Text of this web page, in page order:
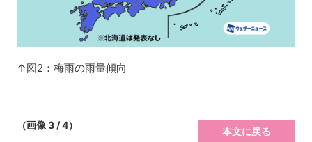
↑図2：梅雨の雨量傾向
（画像 3 / 4）
本文に戻る